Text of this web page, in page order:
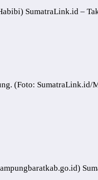
SumatraLink.id –
(Foto: